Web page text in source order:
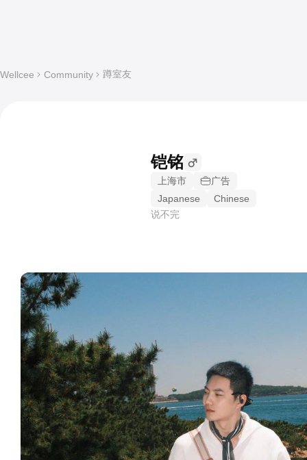
Wellcee Community 蹲室友
铠铭
上海市
广告
Japanese
Chinese
说不完